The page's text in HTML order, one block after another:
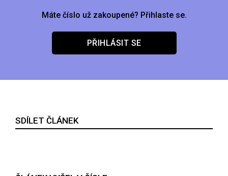
Máte číslo už zakoupené? Přihlaste se.
PŘIHLÁSIT SE
SDÍLET ČLÁNEK